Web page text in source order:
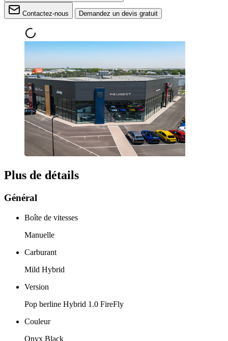
Contactez-nous Demandez un devis gratuit
Plus de détails
Général
Boîte de vitesses
Manuelle
Carburant
Mild Hybrid
Version
Pop berline Hybrid 1.0 FireFly
Couleur
Onyx Black